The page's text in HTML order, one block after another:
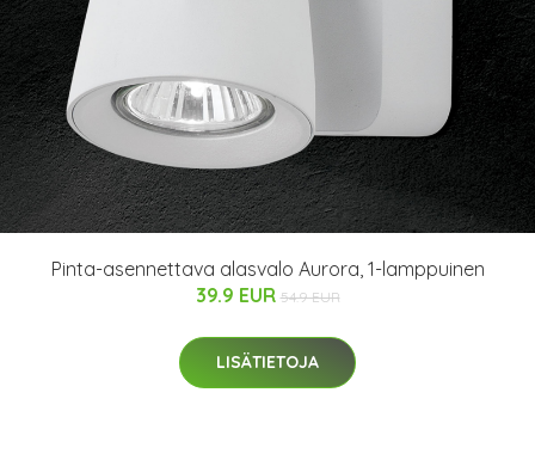
Pinta-asennettava alasvalo Aurora, 1-lamppuinen
39.9 EUR 54.9 EUR
LISÄTIETOJA